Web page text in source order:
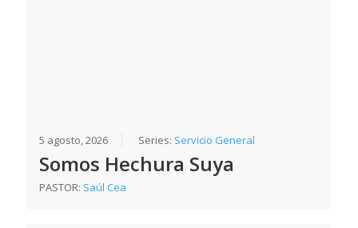
5 agosto, 2026 Series: Servicio General
Somos Hechura Suya
PASTOR: Saúl Cea